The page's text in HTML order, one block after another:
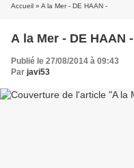
Accueil » A la Mer - DE HAAN -
A la Mer - DE HAAN -
Publié le 27/08/2014 à 09:43
Par javi53